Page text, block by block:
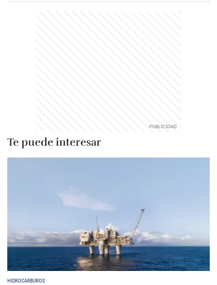
Te puede interesar
HIDROCARBUROS